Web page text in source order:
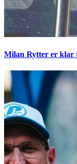
Milan Rytter er klar